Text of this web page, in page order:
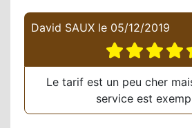
David SAUX le 05/12/2019
Le tarif est un peu cher
service est